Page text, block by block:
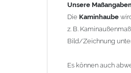
Befestigung/Stützen
Kaminhaubewird
kann mit längeren
Unsere
Die Kaminhaube
z. B.
Bild/Zeichnung
Es können auch